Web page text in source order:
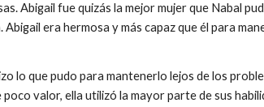
Abigail fue quizás la mejor mujer que Nabal
era hermosa y más capaz que él para
lo que pudo para mantenerlo lejos de los
valor, ella utilizó la mayor parte de sus